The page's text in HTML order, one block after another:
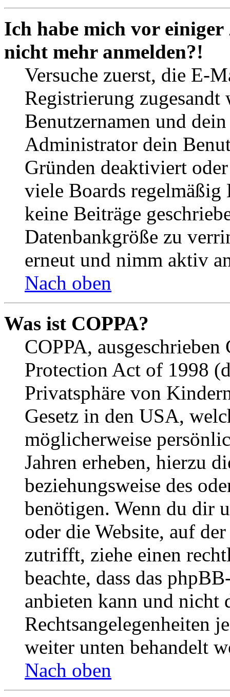
Ich habe mich vor
nicht mehr anmelden?!
Versuche zuerst, die E-
Registrierung
Benutzernamen und
Administrator dein
Gründen deaktiviert
viele Boards
keine Beiträge
Datenbankgröße zu
erneut und nimm aktiv
Nach oben
Was ist COPPA?
COPPA,
Protection Act of 1998
Privatsphäre von
Gesetz in den USA,
möglicherweise
Jahren erheben, hierzu
beziehungsweise des
benötigen. Wenn du dir
oder die Website, auf
zutrifft, ziehe einen
beachte, dass das
anbieten kann und nicht
Rechtsangelegenheiten
weiter unten behandelt
Nach oben